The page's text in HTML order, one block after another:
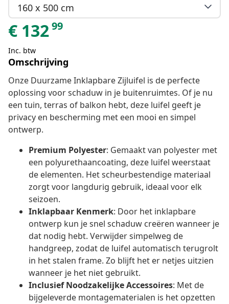
160 x 500 cm
€ 13299
Inc. btw
Omschrijving
Onze Duurzame Inklapbare Zijluifel is de perfecte
oplossing voor schaduw in je buitenruimtes. Of je nu
een tuin, terras of balkon hebt, deze luifel geeft je
privacy en bescherming met een mooi en simpel
ontwerp.
Premium Polyester: Gemaakt van polyester met
een polyurethaancoating, deze luifel weerstaat
de elementen. Het scheurbestendige materiaal
zorgt voor langdurig gebruik, ideaal voor elk
seizoen.
Inklapbaar Kenmerk: Door het inklapbare
ontwerp kun je snel schaduw creëren wanneer je
dat nodig hebt. Verwijder simpelweg de
handgreep, zodat de luifel automatisch terugrolt
in het stalen frame. Zo blijft het er netjes uitzien
wanneer je het niet gebruikt.
Inclusief Noodzakelijke Accessoires: Met de
bijgeleverde montagematerialen is het opzetten